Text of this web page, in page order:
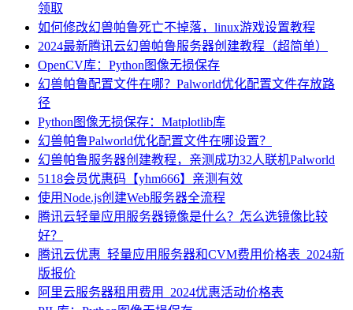
领取
如何修改幻兽帕鲁死亡不掉落，linux游戏设置教程
2024最新腾讯云幻兽帕鲁服务器创建教程（超简单）
OpenCV库：Python图像无损保存
幻兽帕鲁配置文件在哪？Palworld优化配置文件存放路
径
Python图像无损保存：Matplotlib库
幻兽帕鲁Palworld优化配置文件在哪设置？
幻兽帕鲁服务器创建教程，亲测成功32人联机Palworld
5118会员优惠码【yhm666】亲测有效
使用Node.js创建Web服务器全流程
腾讯云轻量应用服务器镜像是什么？怎么选镜像比较
好？
腾讯云优惠_轻量应用服务器和CVM费用价格表_2024新
版报价
阿里云服务器租用费用_2024优惠活动价格表